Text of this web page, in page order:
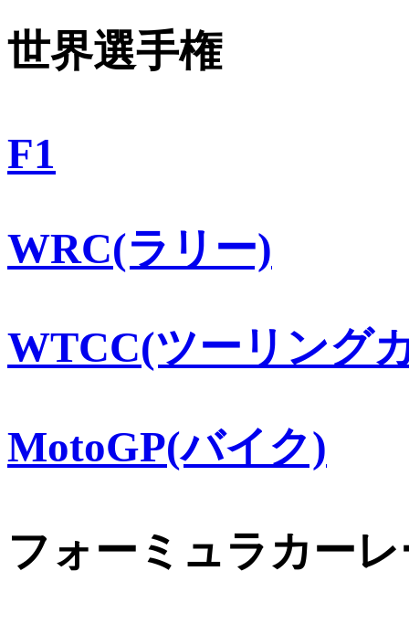
世界選手権
F1
WRC(ラリー)
WTCC(ツーリング
MotoGP(バイク)
フォーミュラカー